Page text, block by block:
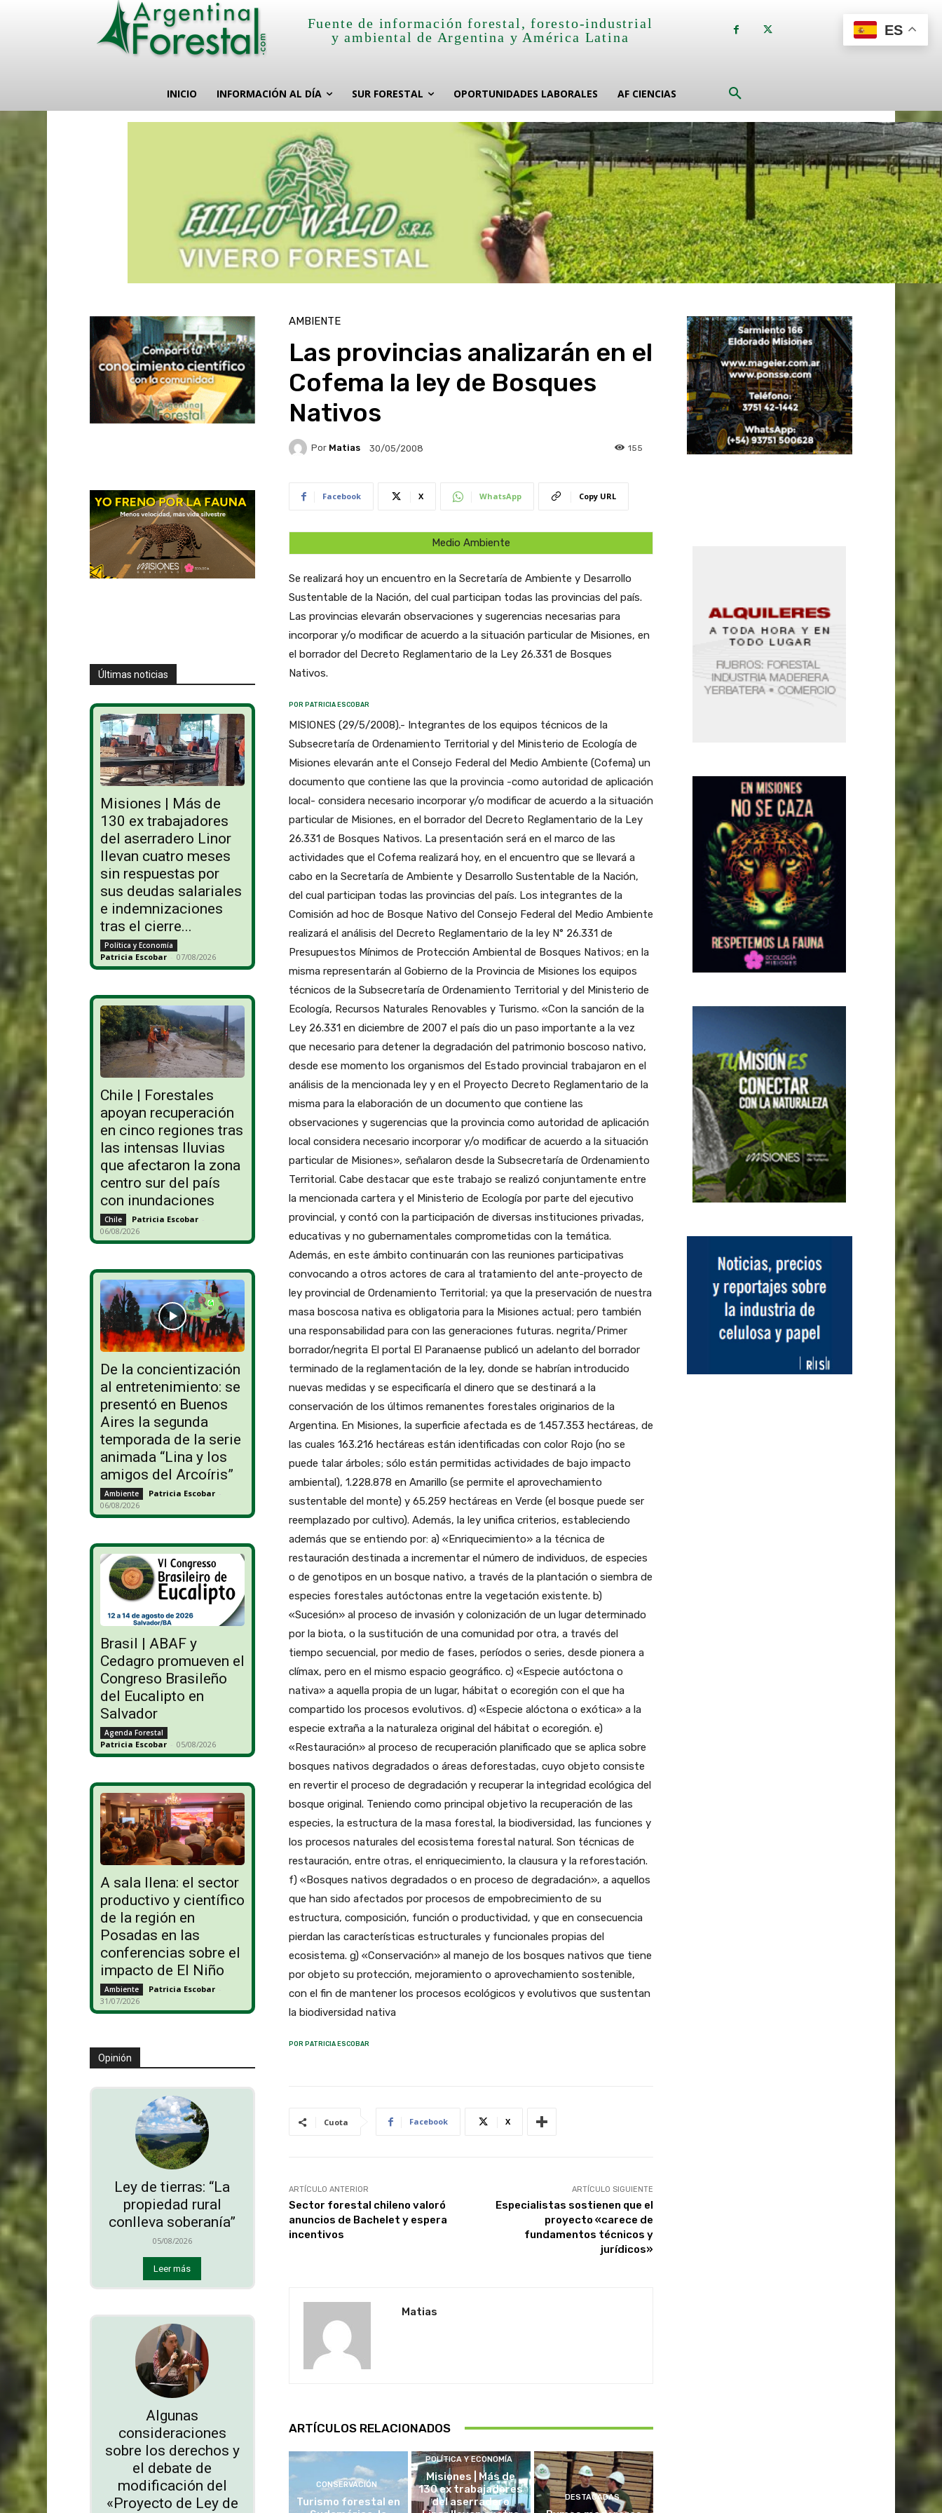
Fuente de información forestal, foresto-industrial
y ambiental de Argentina y América Latina
INICIO INFORMACIÓN AL DÍA SUR FORESTAL OPORTUNIDADES LABORALES AF CIENCIAS
Últimas noticias
Misiones | Más de
130 ex trabajadores
del aserradero Linor
llevan cuatro meses
sin respuestas por
sus deudas salariales
e indemnizaciones
tras el cierre...
Política y Economía
Patricia Escobar - 07/08/2026
Chile | Forestales
apoyan recuperación
en cinco regiones tras
las intensas lluvias
que afectaron la zona
centro sur del país
con inundaciones
Chile Patricia Escobar -
06/08/2026
De la concientización
al entretenimiento: se
presentó en Buenos
Aires la segunda
temporada de la serie
animada “Lina y los
amigos del Arcoíris”
Ambiente Patricia Escobar -
06/08/2026
Brasil | ABAF y
Cedagro promueven el
Congreso Brasileño
del Eucalipto en
Salvador
Agenda Forestal
Patricia Escobar - 05/08/2026
A sala llena: el sector
productivo y científico
de la región en
Posadas en las
conferencias sobre el
impacto de El Niño
Ambiente Patricia Escobar -
31/07/2026
Opinión
Ley de tierras: “La
propiedad rural
conlleva soberanía”
05/08/2026
Leer más
Algunas
consideraciones
sobre los derechos y
el debate de
modificación del
«Proyecto de Ley de
AMBIENTE
Las provincias analizarán en el
Cofema la ley de Bosques
Nativos
Por Matias 30/05/2008 155
Facebook X WhatsApp Copy URL
Medio Ambiente
Se realizará hoy un encuentro en la Secretaría de Ambiente y Desarrollo
Sustentable de la Nación, del cual participan todas las provincias del país.
Las provincias elevarán observaciones y sugerencias necesarias para
incorporar y/o modificar de acuerdo a la situación particular de Misiones, en
el borrador del Decreto Reglamentario de la Ley 26.331 de Bosques
Nativos.
POR PATRICIA ESCOBAR
MISIONES (29/5/2008).- Integrantes de los equipos técnicos de la
Subsecretaría de Ordenamiento Territorial y del Ministerio de Ecología de
Misiones elevarán ante el Consejo Federal del Medio Ambiente (Cofema) un
documento que contiene las que la provincia -como autoridad de aplicación
local- considera necesario incorporar y/o modificar de acuerdo a la situación
particular de Misiones, en el borrador del Decreto Reglamentario de la Ley
26.331 de Bosques Nativos. La presentación será en el marco de las
actividades que el Cofema realizará hoy, en el encuentro que se llevará a
cabo en la Secretaría de Ambiente y Desarrollo Sustentable de la Nación,
del cual participan todas las provincias del país. Los integrantes de la
Comisión ad hoc de Bosque Nativo del Consejo Federal del Medio Ambiente
realizará el análisis del Decreto Reglamentario de la ley N° 26.331 de
Presupuestos Mínimos de Protección Ambiental de Bosques Nativos; en la
misma representarán al Gobierno de la Provincia de Misiones los equipos
técnicos de la Subsecretaría de Ordenamiento Territorial y del Ministerio de
Ecología, Recursos Naturales Renovables y Turismo. «Con la sanción de la
Ley 26.331 en diciembre de 2007 el país dio un paso importante a la vez
que necesario para detener la degradación del patrimonio boscoso nativo,
desde ese momento los organismos del Estado provincial trabajaron en el
análisis de la mencionada ley y en el Proyecto Decreto Reglamentario de la
misma para la elaboración de un documento que contiene las
observaciones y sugerencias que la provincia como autoridad de aplicación
local considera necesario incorporar y/o modificar de acuerdo a la situación
particular de Misiones», señalaron desde la Subsecretaría de Ordenamiento
Territorial. Cabe destacar que este trabajo se realizó conjuntamente entre
la mencionada cartera y el Ministerio de Ecología por parte del ejecutivo
provincial, y contó con la participación de diversas instituciones privadas,
educativas y no gubernamentales comprometidas con la temática.
Además, en este ámbito continuarán con las reuniones participativas
convocando a otros actores de cara al tratamiento del ante-proyecto de
ley provincial de Ordenamiento Territorial; ya que la preservación de nuestra
masa boscosa nativa es obligatoria para la Misiones actual; pero también
una responsabilidad para con las generaciones futuras. negrita/Primer
borrador/negrita El portal El Paranaense publicó un adelanto del borrador
terminado de la reglamentación de la ley, donde se habrían introducido
nuevas medidas y se especificaría el dinero que se destinará a la
conservación de los últimos remanentes forestales originarios de la
Argentina. En Misiones, la superficie afectada es de 1.457.353 hectáreas, de
las cuales 163.216 hectáreas están identificadas con color Rojo (no se
puede talar árboles; sólo están permitidas actividades de bajo impacto
ambiental), 1.228.878 en Amarillo (se permite el aprovechamiento
sustentable del monte) y 65.259 hectáreas en Verde (el bosque puede ser
reemplazado por cultivo). Además, la ley unifica criterios, estableciendo
además que se entiendo por: a) «Enriquecimiento» a la técnica de
restauración destinada a incrementar el número de individuos, de especies
o de genotipos en un bosque nativo, a través de la plantación o siembra de
especies forestales autóctonas entre la vegetación existente. b)
«Sucesión» al proceso de invasión y colonización de un lugar determinado
por la biota, o la sustitución de una comunidad por otra, a través del
tiempo secuencial, por medio de fases, períodos o series, desde pionera a
clímax, pero en el mismo espacio geográfico. c) «Especie autóctona o
nativa» a aquella propia de un lugar, hábitat o ecoregión con el que ha
compartido los procesos evolutivos. d) «Especie alóctona o exótica» a la
especie extraña a la naturaleza original del hábitat o ecoregión. e)
«Restauración» al proceso de recuperación planificado que se aplica sobre
bosques nativos degradados o áreas deforestadas, cuyo objeto consiste
en revertir el proceso de degradación y recuperar la integridad ecológica del
bosque original. Teniendo como principal objetivo la recuperación de las
especies, la estructura de la masa forestal, la biodiversidad, las funciones y
los procesos naturales del ecosistema forestal natural. Son técnicas de
restauración, entre otras, el enriquecimiento, la clausura y la reforestación.
f) «Bosques nativos degradados o en proceso de degradación», a aquellos
que han sido afectados por procesos de empobrecimiento de su
estructura, composición, función o productividad, y que en consecuencia
pierdan las características estructurales y funcionales propias del
ecosistema. g) «Conservación» al manejo de los bosques nativos que tiene
por objeto su protección, mejoramiento o aprovechamiento sostenible,
con el fin de mantener los procesos ecológicos y evolutivos que sustentan
la biodiversidad nativa
POR PATRICIA ESCOBAR
Cuota Facebook X
ARTÍCULO ANTERIOR
Sector forestal chileno valoró
anuncios de Bachelet y espera
incentivos
ARTÍCULO SIGUIENTE
Especialistas sostienen que el
proyecto «carece de
fundamentos técnicos y
jurídicos»
Matias
ARTÍCULOS RELACIONADOS
CONSERVACIÓN
Turismo forestal en
POLÍTICA Y ECONOMÍA
Misiones | Más de
130 ex trabajadores
del aserradero
DESTACADAS
ES